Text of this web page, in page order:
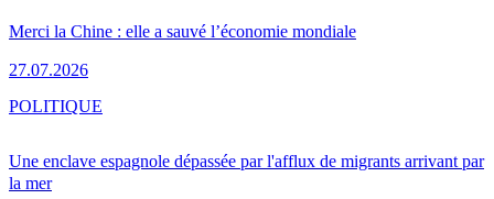
Merci la Chine : elle a sauvé l’économie mondiale
27.07.2026
Une enclave espagnole dépassée par l'afflux de migrants arrivant par
la mer
POLITIQUE